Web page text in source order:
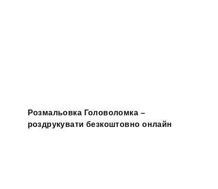
Розмальовка Головоломка –
роздрукувати безкоштовно онлайн